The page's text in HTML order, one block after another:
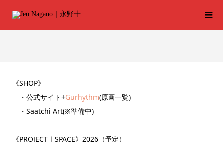
《SHOP》
・公式サイト+Gurhythm(原画一覧)
・Saatchi Art(※準備中)
《PROJECT｜SPACE》2026（予定）